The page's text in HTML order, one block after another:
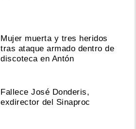
Mujer muerta y tres heridos
tras ataque armado dentro de
discoteca en Antón
Fallece José Donderis,
exdirector del Sinaproc